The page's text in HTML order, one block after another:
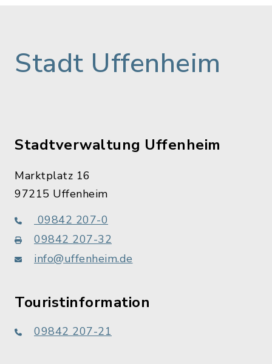
Stadt Uffenheim
Stadtverwaltung Uffenheim
Marktplatz 16
97215 Uffenheim
09842 207-0
09842 207-32
info@uffenheim.de
Touristinformation
09842 207-21